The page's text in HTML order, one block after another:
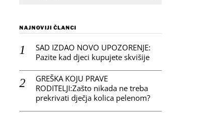
NAJNOVIJI ČLANCI
SAD IZDAO NOVO UPOZORENJE:
Pazite kad djeci kupujete skvišije
GREŠKA KOJU PRAVE
RODITELJI:Zašto nikada ne treba
prekrivati dječja kolica pelenom?